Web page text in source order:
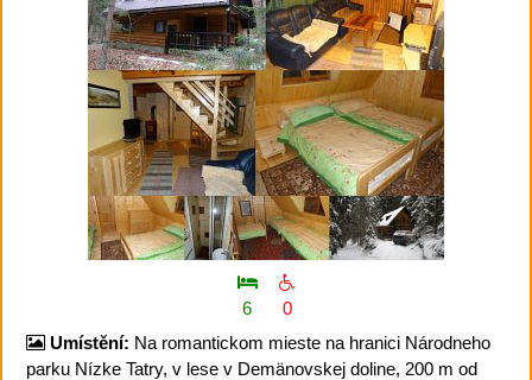
6
0
Umístění: Na romantickom mieste na hranici Národneho
parku Nízke Tatry, v lese v Demänovskej doline, 200 m od